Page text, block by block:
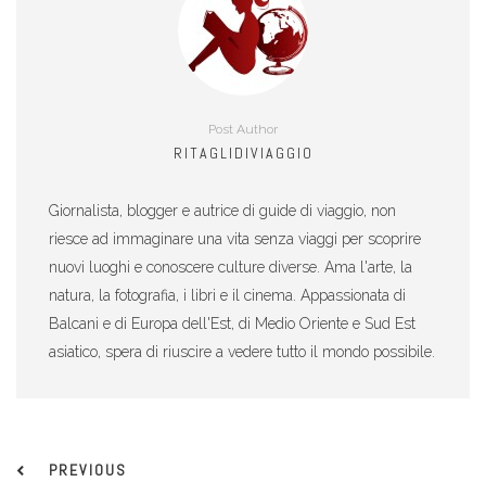
Post Author
RITAGLIDIVIAGGIO
Giornalista, blogger e autrice di guide di viaggio, non
riesce ad immaginare una vita senza viaggi per scoprire
nuovi luoghi e conoscere culture diverse. Ama l'arte, la
natura, la fotografia, i libri e il cinema. Appassionata di
Balcani e di Europa dell'Est, di Medio Oriente e Sud Est
asiatico, spera di riuscire a vedere tutto il mondo possibile.
PREVIOUS